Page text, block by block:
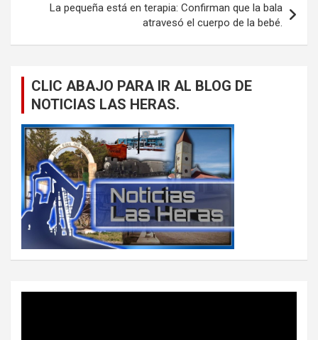
La pequeña está en terapia: Confirman que la bala
atravesó el cuerpo de la bebé.
CLIC ABAJO PARA IR AL BLOG DE
NOTICIAS LAS HERAS.